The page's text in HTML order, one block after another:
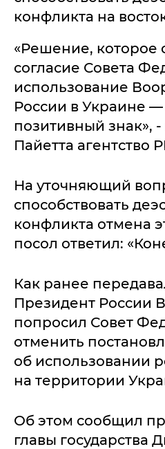
конфликта на
«Решение, которое
согласие Совета
использование
России в Украине
позитивный знак»,
Пайетта агентство
На уточняющий
способствовать
конфликта отмена
посол ответил:
Как ранее
Президент России
попросил Совет
отменить
об использовании
на территории
Об этом сообщил
главы государства